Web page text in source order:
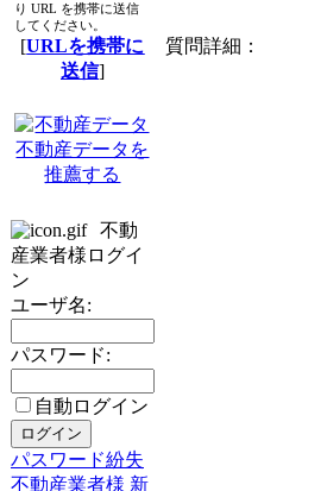
り URL を携帯に送信
してください。
[URLを携帯に
送信]
不動産データを
推薦する
不動
産業者様ログイ
ン
ユーザ名:
パスワード:
自動ログイン
パスワード紛失
不動産業者様 新
質問詳細：